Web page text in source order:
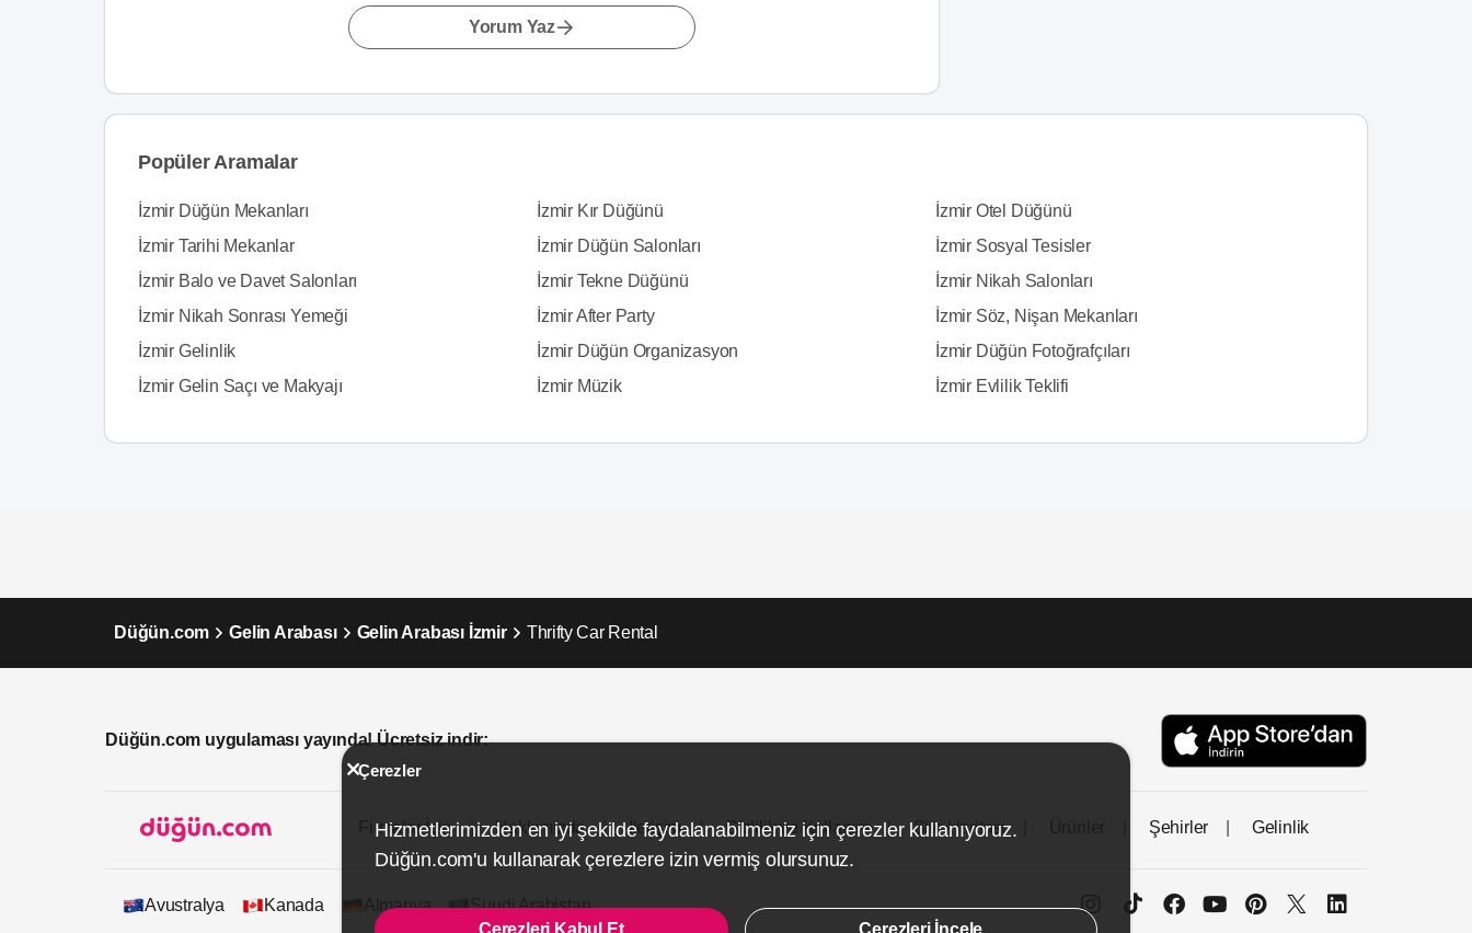
Yorum Yaz
Popüler Aramalar
İzmir Düğün Mekanları İzmir Kır Düğünü
İzmir Otel Düğünü
İzmir Tarihi Mekanlar
İzmir Düğün Salonları
İzmir Sosyal Tesisler
İzmir Balo ve Davet Salonları
İzmir Tekne Düğünü
İzmir Nikah Salonları
İzmir Nikah Sonrası Yemeği
İzmir After Party
İzmir Söz, Nişan Mekanları
İzmir Gelinlik
İzmir Düğün Organizasyon
İzmir Düğün Fotoğrafçıları
İzmir Gelin Saçı ve Makyajı
İzmir Müzik İzmir Evlilik Teklifi
Düğün.com Gelin Arabası Gelin Arabası İzmir Thrifty Car Rental
Düğün.com uygulaması yayında! Ücretsiz indir:
Firmalar İçin Hakkımızda İletişim Gizlilik ve Kullanım Site Haritası Şehirler Gelinlik
Avustralya Kanada Almanya Suudi Arabistan
Çerezler
Hizmetlerimizden en iyi şekilde faydalanabilmeniz için çerezler kullanıyoruz.
Düğün.com'u kullanarak çerezlere izin vermiş olursunuz.
Çerezleri Kabul Et Çerezleri İncele